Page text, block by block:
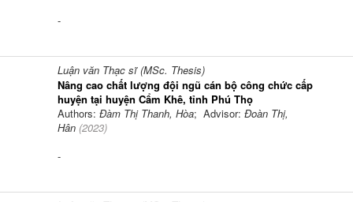
-
Luận văn Thạc sĩ (MSc. Thesis)
Nâng cao chất lượng đội ngũ cán bộ công chức cấp
huyện tại huyện Cẩm Khê, tỉnh Phú Thọ
Authors: Đàm Thị Thanh, Hòa; Advisor: Đoàn Thị,
Hân (2023)
-